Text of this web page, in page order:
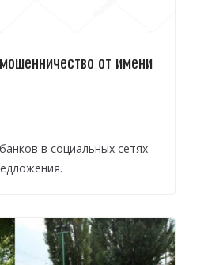
от имени
в социальных сетях